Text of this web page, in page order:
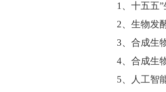
1、十五五
2、生物发
3、合成生
4、合成生
5、人工智